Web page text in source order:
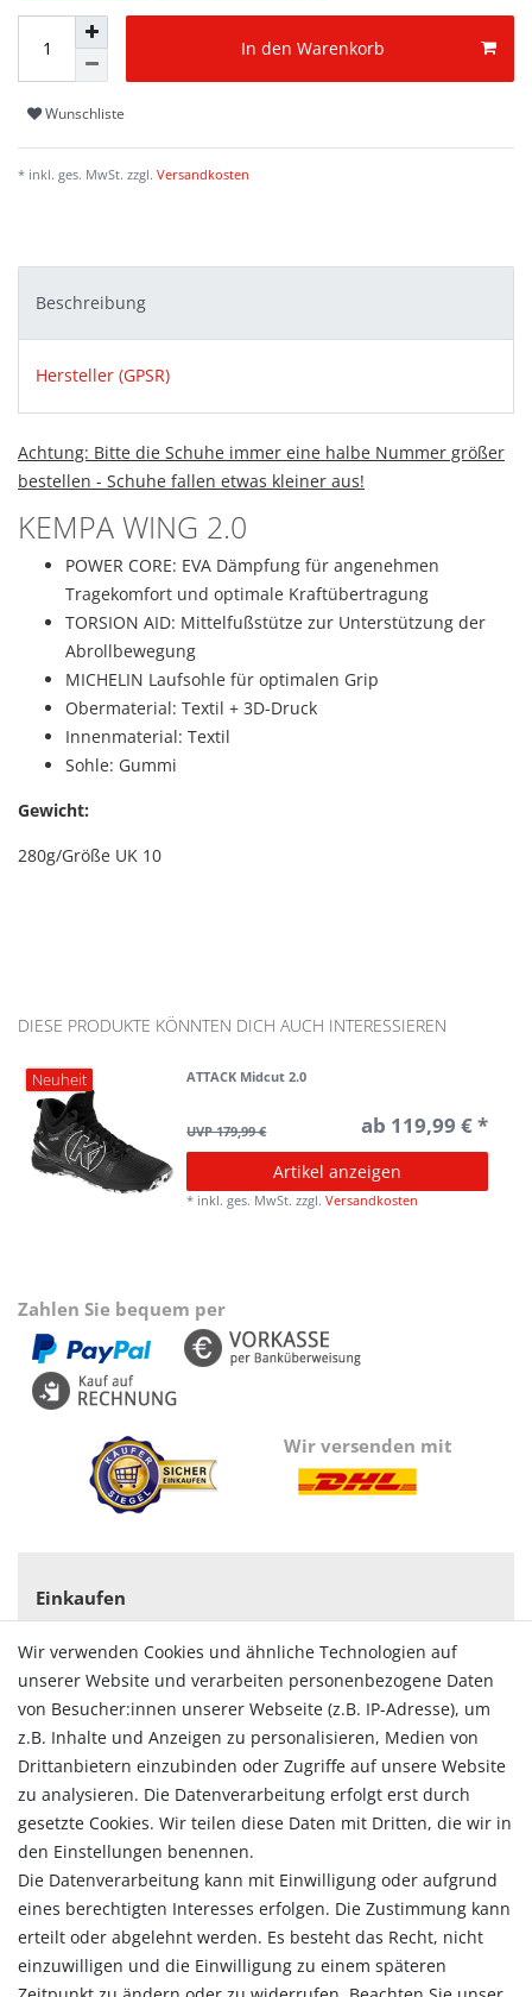
In den Warenkorb
Wunschliste
* inkl. ges. MwSt. zzgl. Versandkosten
Beschreibung
Hersteller (GPSR)
Achtung: Bitte die Schuhe immer eine halbe Nummer größer
bestellen - Schuhe fallen etwas kleiner aus!
KEMPA WING 2.0
POWER CORE: EVA Dämpfung für angenehmen
Tragekomfort und optimale Kraftübertragung
TORSION AID: Mittelfußstütze zur Unterstützung der
Abrollbewegung
MICHELIN Laufsohle für optimalen Grip
Obermaterial: Textil + 3D-Druck
Innenmaterial: Textil
Sohle: Gummi
Gewicht:
280g/Größe UK 10
DIESE PRODUKTE KÖNNTEN DICH AUCH INTERESSIEREN
Neuheit ATTACK Midcut 2.0
UVP 179,99 € ab 119,99 € *
Artikel anzeigen
* inkl. ges. MwSt. zzgl.Versandkosten
Zahlen Sie bequem per
Wir versenden mit
Einkaufen
Versandarten & -kosten
Widerrufsrecht
Vertrag widerrufen
Konto
Login
Registrieren
Warenkorb
Zur Kasse
Allgemein
Kontakt
Datenschutzerklärung
Wir verwenden Cookies und ähnliche Technologien auf
unserer Website und verarbeiten personenbezogene Daten
von Besucher:innen unserer Webseite (z.B. IP-Adresse), um
z.B. Inhalte und Anzeigen zu personalisieren, Medien von
Drittanbietern einzubinden oder Zugriffe auf unsere Website
zu analysieren. Die Datenverarbeitung erfolgt erst durch
gesetzte Cookies. Wir teilen diese Daten mit Dritten, die wir in
den Einstellungen benennen.
Die Datenverarbeitung kann mit Einwilligung oder aufgrund
eines berechtigten Interesses erfolgen. Die Zustimmung kann
erteilt oder abgelehnt werden. Es besteht das Recht, nicht
einzuwilligen und die Einwilligung zu einem späteren